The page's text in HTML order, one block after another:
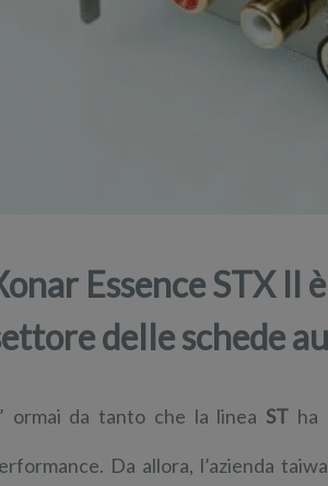
Essence STX II
delle schede
ormai da tanto che la linea ST ha
Da allora, l’azienda